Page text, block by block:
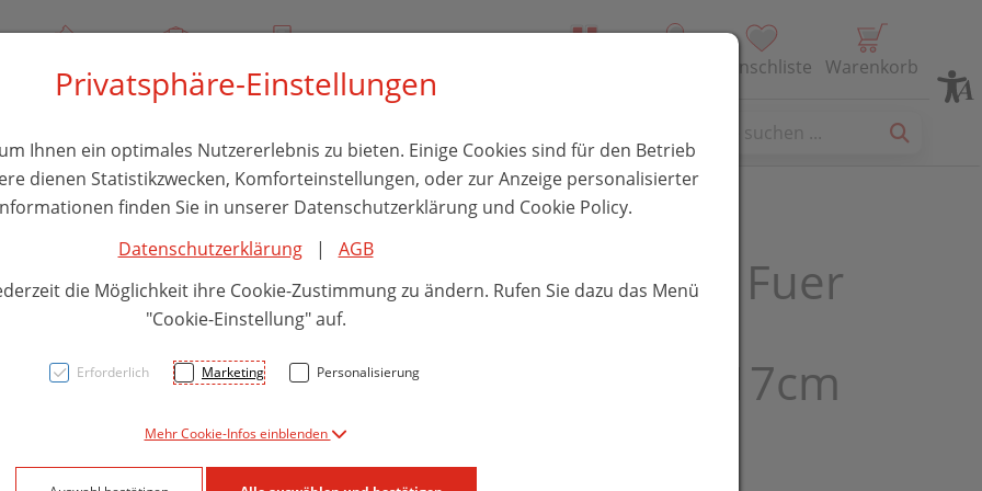
Über uns Rezept-Anfrage Service Wunschliste Warenkorb
Kirschkernkissen Fuer
Kindermotiv 17x17cm
Privatsphäre-Einstellungen
Ihnen ein optimales Nutzererlebnis zu bieten. Einige Cookies sind für den Betrieb
dienen Statistikzwecken, Komforteinstellungen, oder zur Anzeige personalisierter
finden Sie in unserer Datenschutzerklärung und Cookie Policy.
Datenschutzerklärung| AGB
die Möglichkeit ihre Cookie-Zustimmung zu ändern. Rufen Sie dazu das Menü
"Cookie-Einstellung" auf.
Erforderlich Marketing Personalisierung
Mehr Cookie-Infos einblenden